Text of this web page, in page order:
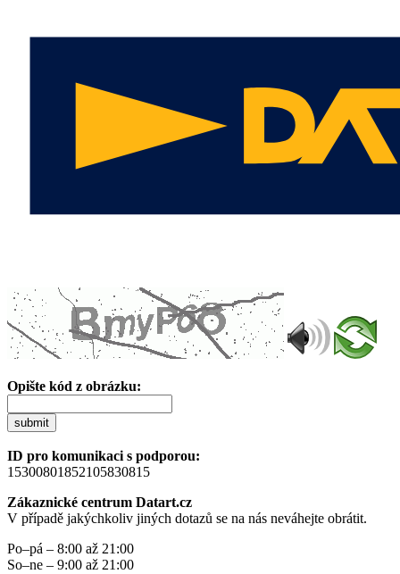
Opište kód z obrázku:
submit
ID pro komunikaci s podporou:
15300801852105830815
Zákaznické centrum Datart.cz
V případě jakýchkoliv jiných dotazů se na nás neváhejte obrátit.
Po–pá – 8:00 až 21:00
So–ne – 9:00 až 21:00